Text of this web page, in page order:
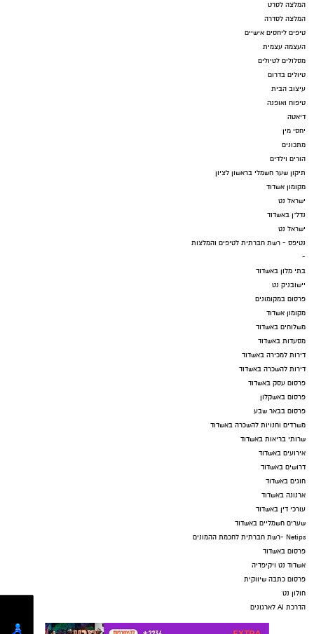
המלצה לסרט
המלצה לסדרה
טיפים ליחסים אישיים
העצמה עצמית
מסלולים לטיולים
טיולים בדרום
עיצוב הבית
טיפוח ואופנה
דיאטה
יחסי מין
מתכונים
הורים וילדים
תיקון שער חשמלי בראשון לציון
מקומון אשדוד
ישראל נט
נדל"ן באשדוד
ישראל נט
נטיפס - רשת חברתית לטיפים והמלצות
-
בתי מלון באשדוד
יישובניק נט
פרסום במקומונים
מקומון אשדוד
משלוחים באשדוד
מסעדות באשדוד
דירות למכירה באשדוד
דירות להשכרה באשדוד
פרסום עסק באשדוד
פרסום באשקלון
פרסום בבאר שבע
משרדים וחנויות להשכרה באשדוד
שרותי בריאות באשדוד
אירועים באשדוד
דרושים באשדוד
חוגים באשדוד
ארנונה באשדוד
עורכי דין באשדוד
שערים חשמליים באשדוד
Netips -רשת חברתית לחכמת ההמונים
פרסום באשדוד
אשדוד נט ויקיפדיה
פרסום כתבה שיווקית
חולון נט
הדרכת AI לארגונים